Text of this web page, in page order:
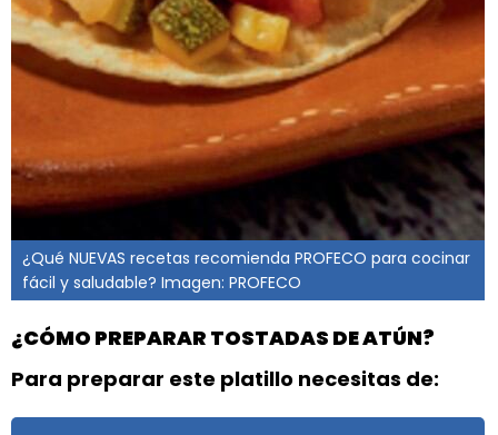
¿Qué NUEVAS recetas recomienda PROFECO para cocinar
fácil y saludable? Imagen: PROFECO
¿CÓMO PREPARAR TOSTADAS DE ATÚN?
Para preparar este platillo necesitas de: